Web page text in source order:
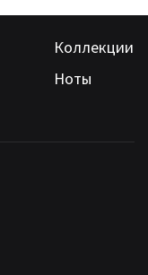
Коллекции
Ноты